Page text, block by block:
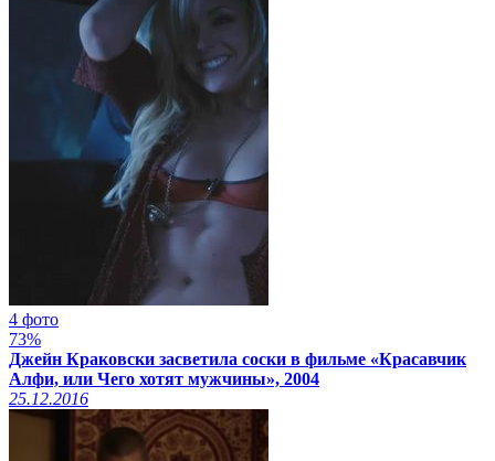
4 фото
73%
Джейн Краковски засветила соски в фильме «Красавчик
Алфи, или Чего хотят мужчины», 2004
25.12.2016